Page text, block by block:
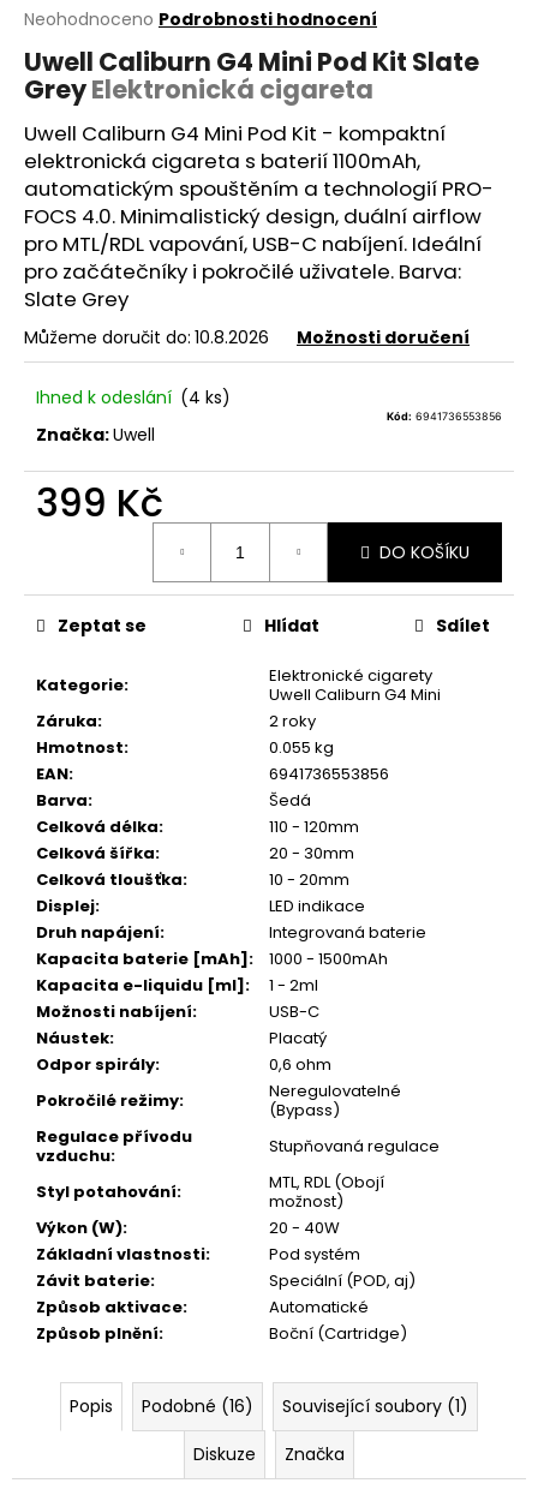
Průměrné
produktu
je
z
5
hvězdiček.
Neohodnoceno Podrobnosti hodnocení
Uwell Caliburn G4 Mini Pod Kit Slate
GreyElektronická cigareta
Uwell Caliburn G4 Mini Pod Kit - kompaktní
elektronická cigareta s baterií 1100mAh,
automatickým spouštěním a technologií PRO-
FOCS 4.0. Minimalistický design, duální airflow
pro MTL/RDL vapování, USB-C nabíjení. Ideální
pro začátečníky i pokročilé uživatele. Barva:
Slate Grey
Můžeme doručit do: 10.8.2026 Možnosti doručení
Ihned k odeslání (4 ks)
Kód: 6941736553856
Značka:Uwell
399 Kč
DO KOŠÍKU
Kategorie:
Elektronické cigarety
Uwell Caliburn G4 Mini
Záruka:
2 roky
Hmotnost:
0.055 kg
EAN:
6941736553856
Barva:
Šedá
Celková délka:
110 - 120mm
Celková šířka:
20 - 30mm
Celková tloušťka:
10 - 20mm
Displej:
LED indikace
Druh napájení:
Integrovaná baterie
Kapacita baterie [mAh]:
1000 - 1500mAh
Kapacita e-liquidu [ml]:
1 - 2ml
Možnosti nabíjení:
USB-C
Náustek:
Placatý
Odpor spirály:
0,6 ohm
Pokročilé režimy:
Neregulovatelné
(Bypass)
Regulace přívodu
vzduchu:
Stupňovaná regulace
Styl potahování:
MTL, RDL (Obojí
možnost)
Výkon (W):
20 - 40W
Základní vlastnosti:
Pod systém
Závit baterie:
Speciální (POD, aj)
Způsob aktivace:
Automatické
Způsob plnění: Boční (Cartridge)
Zeptat se Hlídat Sdílet
Popis Podobné (16)
Související soubory (1)
Diskuze
Značka
a
j
í
t
?
HLEDAT
D
o
p
o
u
j
e
e
ELF
BAR
ELFLIQ
SALT
E-
LIQUID
STRAWBERRY
KIWI
10ML
10MG
185
Kč
Původně:
245